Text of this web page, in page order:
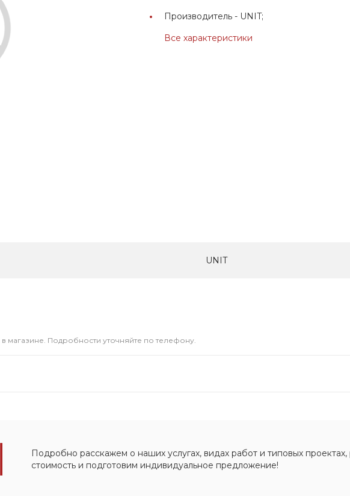
Производитель - UNIT;
Все характеристики
UNIT
магазине. Подробности уточняйте по телефону.
Подробно расскажем о наших услугах, видах работ и типовых проектах,
стоимость и подготовим индивидуальное предложение!